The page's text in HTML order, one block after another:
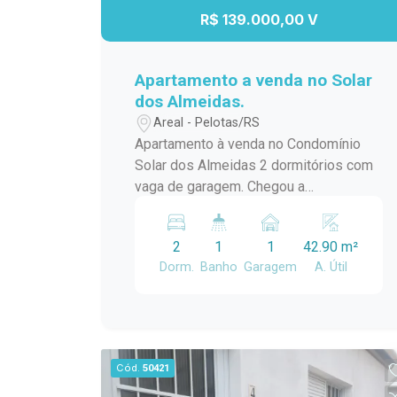
R$ 139.000,00 V
Apartamento a venda no Solar
dos Almeidas.
Areal - Pelotas/RS
Apartamento à venda no Condomínio
Solar dos Almeidas 2 dormitórios com
vaga de garagem. Chegou a
Condomínio solar dos Almeidas
oferece conforto, praticidade e um
aconchegante; Cozinha funcional; 1
vaga de garagem. Ideal para casais,
2
Dorm.
1
Banho
1
Garagem
42.90 m²
A. Útil
Cód. 50421